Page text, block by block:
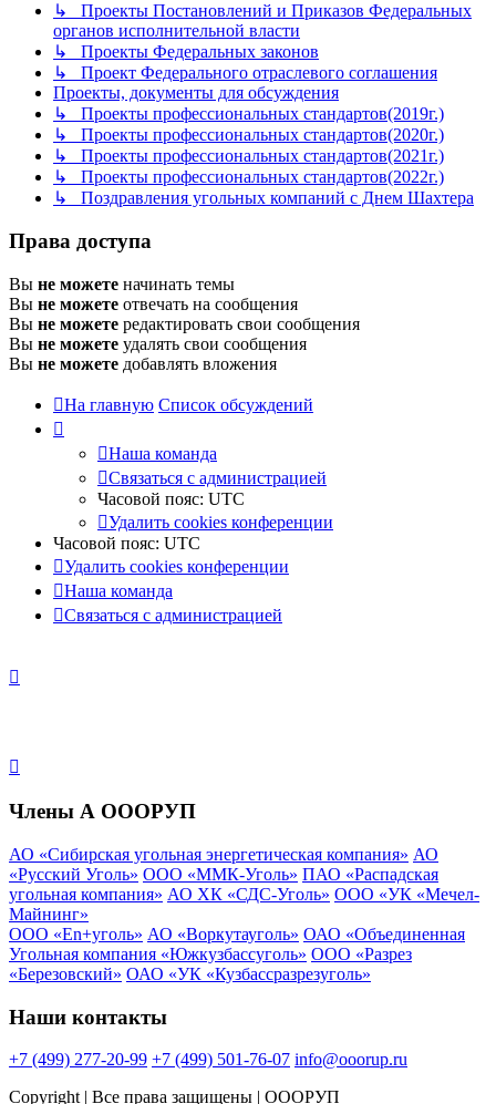
↳ Проекты Постановлений и Приказов Федеральных
органов исполнительной власти
↳ Проекты Федеральных законов
↳ Проект Федерального отраслевого соглашения
Проекты, документы для обсуждения
↳ Проекты профессиональных стандартов(2019г.)
↳ Проекты профессиональных стандартов(2020г.)
↳ Проекты профессиональных стандартов(2021г.)
↳ Проекты профессиональных стандартов(2022г.)
↳ Поздравления угольных компаний с Днем Шахтера
Права доступа
Вы не можете начинать темы
Вы не можете отвечать на сообщения
Вы не можете редактировать свои сообщения
Вы не можете удалять свои сообщения
Вы не можете добавлять вложения
На главную Список обсуждений
Наша команда
Связаться с администрацией
Часовой пояс: UTC
Удалить cookies конференции
Часовой пояс: UTC
Удалить cookies конференции
Наша команда
Связаться с администрацией
Члены А ОООРУП
АО «Сибирская угольная энергетическая компания» АО
«Русский Уголь» ООО «ММК-Уголь» ПАО «Распадская
угольная компания» АО ХК «СДС-Уголь» ООО «УК «Мечел-
Майнинг»
ООО «En+уголь» АО «Воркутауголь» ОАО «Объединенная
Угольная компания «Южкузбассуголь» ООО «Разрез
«Березовский» ОАО «УК «Кузбассразрезуголь»
Наши контакты
+7 (499) 277-20-99 +7 (499) 501-76-07 info@ooorup.ru
Copyright | Все права защищены | ОООРУП